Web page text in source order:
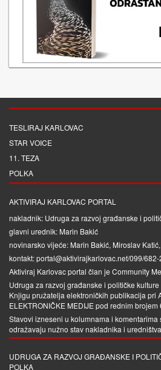
TESLIRAJ KARLOVAC
STAR VOICE
11. TEZA
POLKA
AKTIVIRAJ KARLOVAC PORTAL
nakladnik: Udruga za razvoj građanske i
glavni urednik: Marin Bakić
novinarsko vijeće: Marin Bakić, Miroslav
kontakt: portal@aktivirajkarlovac.net/099/682-
Aktiviraj Karlovac portal član je Community
Udruga za razvoj građanske i političke
Knjigu pružatelja elektroničkih publikacija pri
ELEKTRONIČKE MEDIJEpod rednim brojem
Stavovi izneseni u kolumnama i komentarima
odražavaju nužno stav nakladnika i uredništva
UDRUGA ZA RAZVOJ GRAĐANSKE I
POLKA